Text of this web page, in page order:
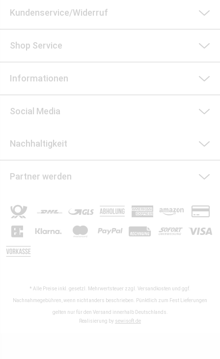
Kundenservice/Widerruf
Shop Service
Informationen
Social Media
Nachhaltigkeit
Partner werden
* Alle Preise inkl. gesetzl. Mehrwertsteuer zzgl. Versandkosten und ggf.
Nachnahmegebühren, wenn nicht anders beschrieben. Pünktlich zum Fest Lieferungen
gelten nur für den Versand innerhalb Deutschlands.
Realisierung by sewisoft.de